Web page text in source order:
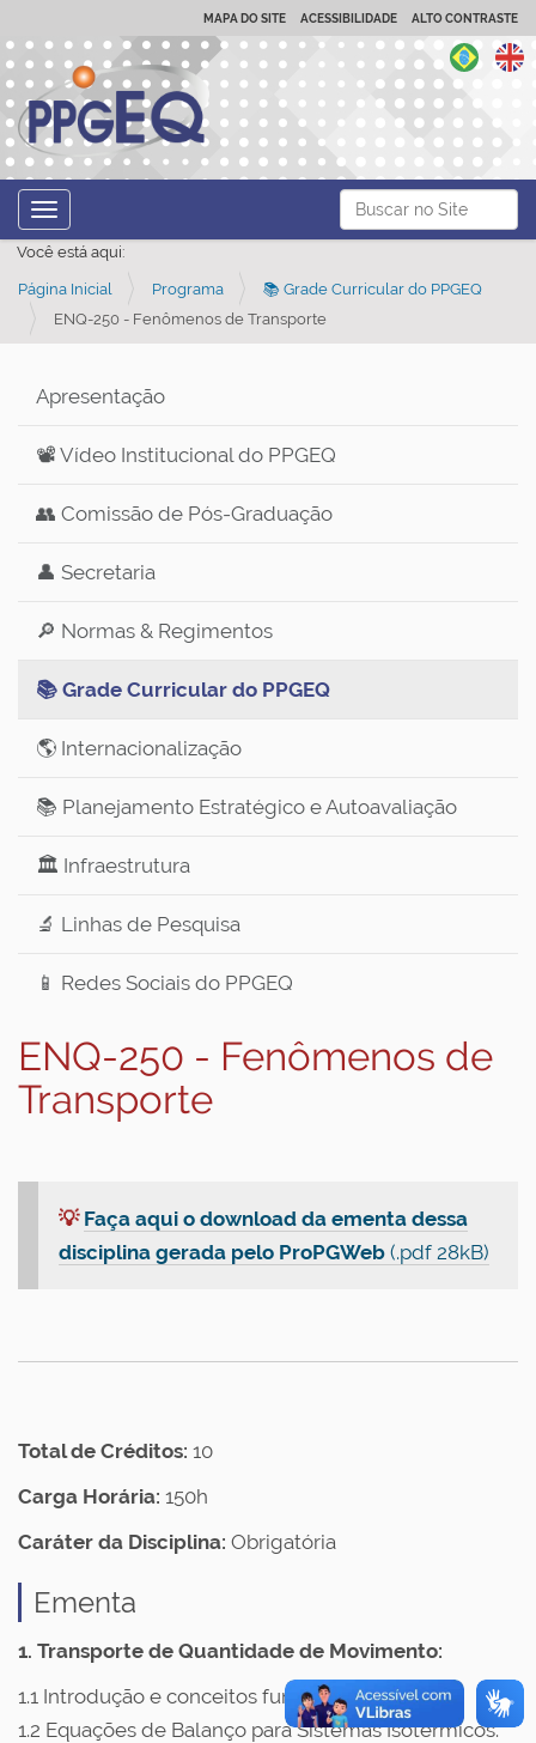
Busca
Busca Avançada…
MAPA DO SITE ACESSIBILIDADE ALTO CONTRASTE
Toggle navigation
Você está aqui:
Página Inicial Programa
📚 Grade Curricular do PPGEQ
ENQ-250 - Fenômenos de Transporte
Apresentação
📽️ Vídeo Institucional do PPGEQ
👥 Comissão de Pós-Graduação
👤 Secretaria
🔎 Normas & Regimentos
📚 Grade Curricular do PPGEQ
🌎 Internacionalização
📚 Planejamento Estratégico e Autoavaliação
🏛️ Infraestrutura
🔬 Linhas de Pesquisa
📱 Redes Sociais do PPGEQ
ENQ-250 - Fenômenos de
Transporte
💡 Faça aqui o download da ementa dessa
disciplina gerada pelo ProPGWeb (.pdf 28kB)
Total de Créditos: 10
Carga Horária: 150h
Caráter da Disciplina: Obrigatória
Ementa
1. Transporte de Quantidade de Movimento:
1.1 Introdução e conceitos fundamentais
1.2 Equações de Balanço para Sistemas Isotérmicos.